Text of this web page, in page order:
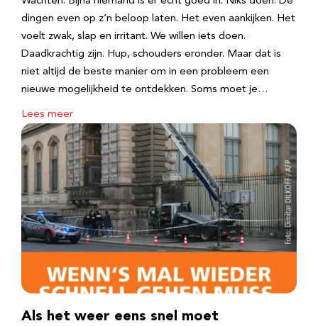
dingen even op z’n beloop laten. Het even aankijken. Het
voelt zwak, slap en irritant. We willen iets doen.
Daadkrachtig zijn. Hup, schouders eronder. Maar dat is
niet altijd de beste manier om in een probleem een
nieuwe mogelijkheid te ontdekken. Soms moet je…
Lees meer
Als het weer eens snel moet